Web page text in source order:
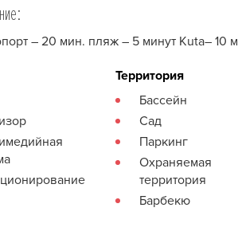
– 20 мин. пляж – 5 минут Kuta– 10
Территория
Бассейн
Сад
Паркинг
Охраняемая
территория
Барбекю